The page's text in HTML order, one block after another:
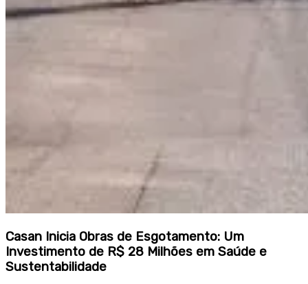
Casan Inicia Obras de Esgotamento: Um
Investimento de R$ 28 Milhões em Saúde e
Sustentabilidade